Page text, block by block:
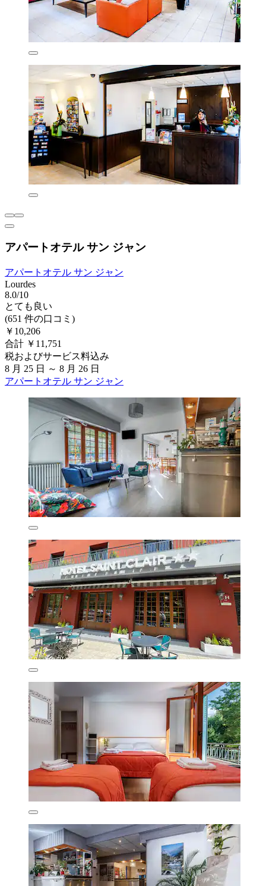
アパートオテル サン ジャン
アパートオテル サン ジャン
Lourdes
8.0/10
とても良い
(651 件の口コミ)
￥10,206
合計 ￥11,751
税およびサービス料込み
8 月 25 日 ～ 8 月 26 日
アパートオテル サン ジャン